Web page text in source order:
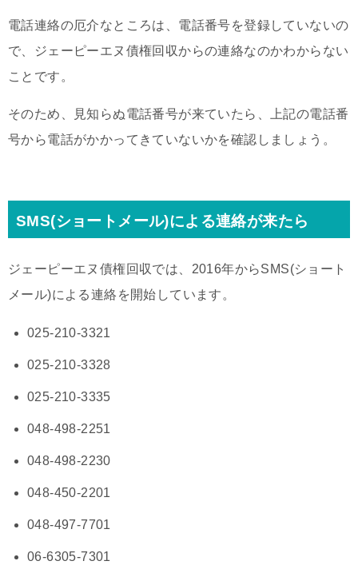
電話連絡の厄介なところは、電話番号を登録していないの
で、ジェーピーエヌ債権回収からの連絡なのかわからない
ことです。
そのため、見知らぬ電話番号が来ていたら、上記の電話番
号から電話がかかってきていないかを確認しましょう。
SMS(ショートメール)による連絡が来たら
ジェーピーエヌ債権回収では、2016年からSMS(ショート
メール)による連絡を開始しています。
025-210-3321
025-210-3328
025-210-3335
048-498-2251
048-498-2230
048-450-2201
048-497-7701
06-6305-7301